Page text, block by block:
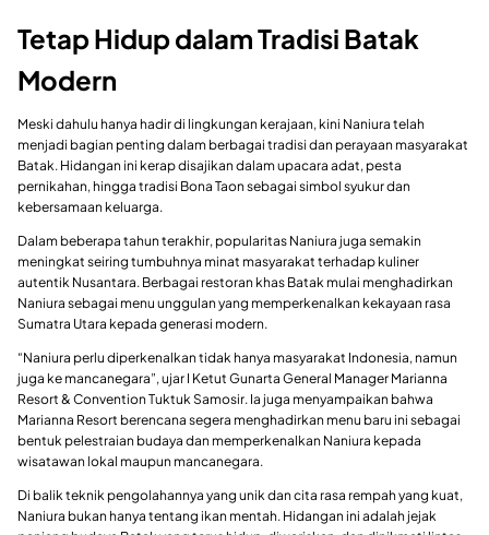
Tetap Hidup dalam Tradisi Batak
Modern
Meski dahulu hanya hadir di lingkungan kerajaan, kini Naniura telah
menjadi bagian penting dalam berbagai tradisi dan perayaan masyarakat
Batak. Hidangan ini kerap disajikan dalam upacara adat, pesta
pernikahan, hingga tradisi Bona Taon sebagai simbol syukur dan
kebersamaan keluarga.
Dalam beberapa tahun terakhir, popularitas Naniura juga semakin
meningkat seiring tumbuhnya minat masyarakat terhadap kuliner
autentik Nusantara. Berbagai restoran khas Batak mulai menghadirkan
Naniura sebagai menu unggulan yang memperkenalkan kekayaan rasa
Sumatra Utara kepada generasi modern.
“Naniura perlu diperkenalkan tidak hanya masyarakat Indonesia, namun
juga ke mancanegara”, ujar I Ketut Gunarta General Manager Marianna
Resort & Convention Tuktuk Samosir. Ia juga menyampaikan bahwa
Marianna Resort berencana segera menghadirkan menu baru ini sebagai
bentuk pelestraian budaya dan memperkenalkan Naniura kepada
wisatawan lokal maupun mancanegara.
Di balik teknik pengolahannya yang unik dan cita rasa rempah yang kuat,
Naniura bukan hanya tentang ikan mentah. Hidangan ini adalah jejak